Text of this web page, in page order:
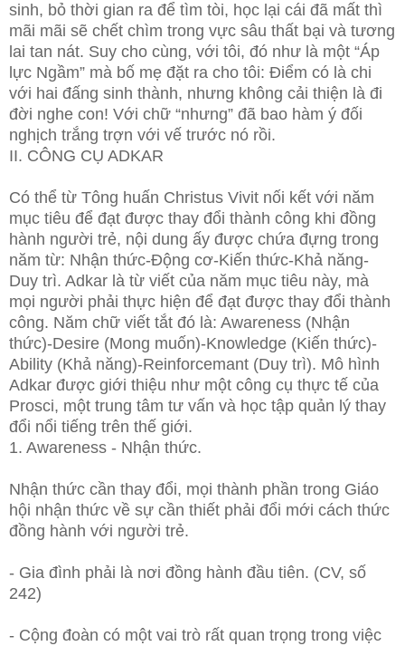
sinh, bỏ thời gian ra để tìm tòi, học lại cái đã mất thì
mãi mãi sẽ chết chìm trong vực sâu thất bại và tương
lai tan nát. Suy cho cùng, với tôi, đó như là một “Áp
lực Ngầm” mà bố mẹ đặt ra cho tôi: Điểm có là chi
với hai đấng sinh thành, nhưng không cải thiện là đi
đời nghe con! Với chữ “nhưng” đã bao hàm ý đối
nghịch trắng trợn với vế trước nó rồi.
II. CÔNG CỤ ADKAR
Có thể từ Tông huấn Christus Vivit nối kết với năm
mục tiêu để đạt được thay đổi thành công khi đồng
hành người trẻ, nội dung ấy được chứa đựng trong
năm từ: Nhận thức-Động cơ-Kiến thức-Khả năng-
Duy trì. Adkar là từ viết của năm mục tiêu này, mà
mọi người phải thực hiện để đạt được thay đổi thành
công. Năm chữ viết tắt đó là: Awareness (Nhận
thức)-Desire (Mong muốn)-Knowledge (Kiến thức)-
Ability (Khả năng)-Reinforcemant (Duy trì). Mô hình
Adkar được giới thiệu như một công cụ thực tế của
Prosci, một trung tâm tư vấn và học tập quản lý thay
đổi nổi tiếng trên thế giới.
1. Awareness - Nhận thức.
Nhận thức cần thay đổi, mọi thành phần trong Giáo
hội nhận thức về sự cần thiết phải đổi mới cách thức
đồng hành với người trẻ.
- Gia đình phải là nơi đồng hành đầu tiên. (CV, số
242)
- Cộng đoàn có một vai trò rất quan trọng trong việc